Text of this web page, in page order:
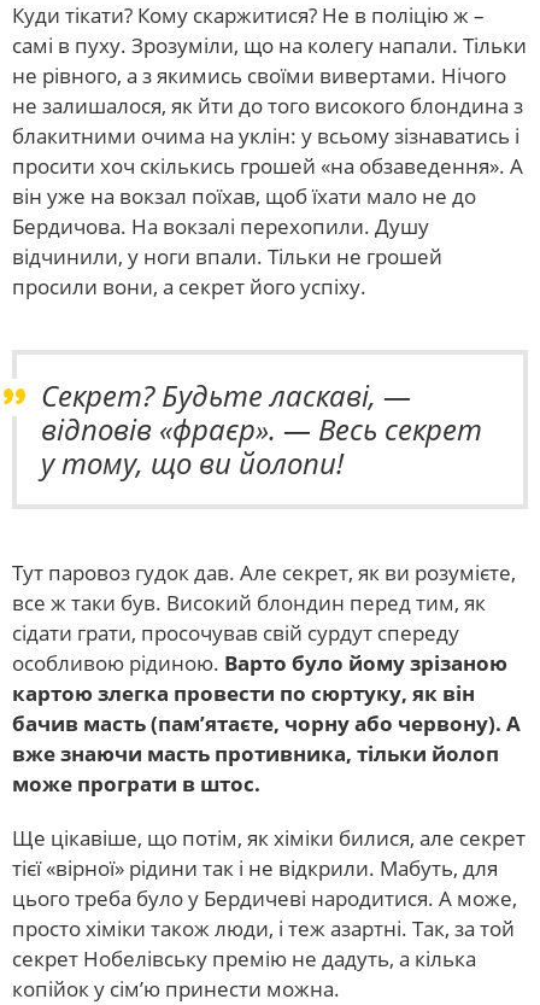
Куди тікати? Кому скаржитися? Не в поліцію ж –
самі в пуху. Зрозуміли, що на колегу напали. Тільки
не рівного, а з якимись своїми вивертами. Нічого
не залишалося, як йти до того високого блондина з
блакитними очима на уклін: у всьому зізнаватись і
просити хоч скількись грошей «на обзаведення». А
він уже на вокзал поїхав, щоб їхати мало не до
Бердичова. На вокзалі перехопили. Душу
відчинили, у ноги впали. Тільки не грошей
просили вони, а секрет його успіху.
Секрет? Будьте ласкаві, —
відповів «фраєр». — Весь секрет
у тому, що ви йолопи!
Тут паровоз гудок дав. Але секрет, як ви розумієте,
все ж таки був. Високий блондин перед тим, як
сідати грати, просочував свій сурдут спереду
особливою рідиною. Варто було йому зрізаною
картою злегка провести по сюртуку, як він
бачив масть (пам’ятаєте, чорну або червону). А
вже знаючи масть противника, тільки йолоп
може програти в штос.
Ще цікавіше, що потім, як хіміки билися, але секрет
тієї «вірної» рідини так і не відкрили. Мабуть, для
цього треба було у Бердичеві народитися. А може,
просто хіміки також люди, і теж азартні. Так, за той
секрет Нобелівську премію не дадуть, а кілька
копійок у сім’ю принести можна.